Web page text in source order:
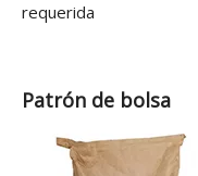
requerida
Patrón de bolsa